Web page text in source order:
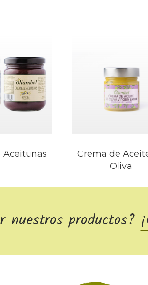
Aceitunas
Crema de
Oliva
nuestros productos?